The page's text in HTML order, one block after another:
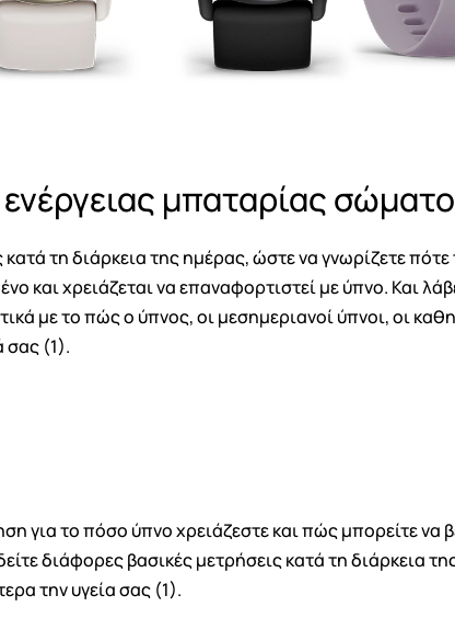
μπαταρίας
κατά τη διάρκεια της ημέρας, ώστε να γνωρίζετε
και χρειάζεται να επαναφορτιστεί με ύπνο. Και
με το πώς ο ύπνος, οι μεσημεριανοί ύπνοι, οι
σας (1).
για το πόσο ύπνο χρειάζεστε και πώς μπορείτε να
διάφορες βασικές μετρήσεις κατά τη διάρκεια
την υγεία σας (1).